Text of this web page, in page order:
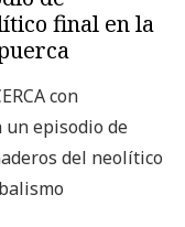
final en la
con
un episodio de
del neolítico